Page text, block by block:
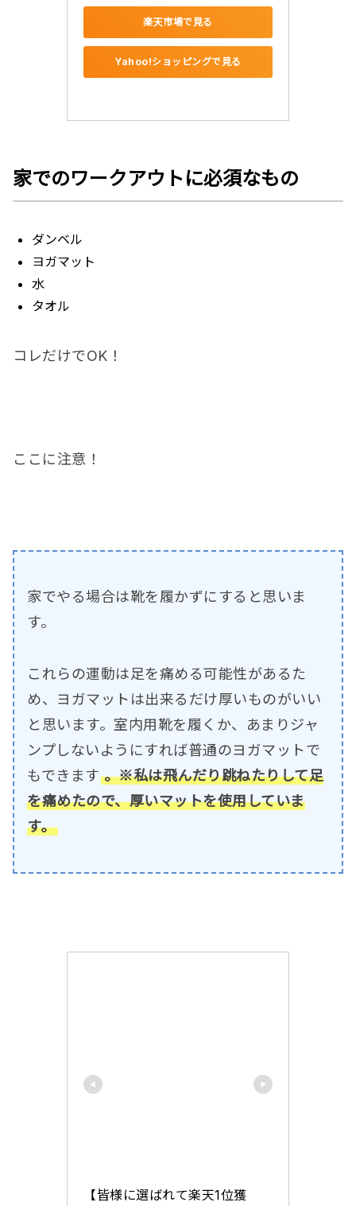
楽天市場で見る
Yahoo!ショッピングで見る
家でのワークアウトに必須なもの
ダンベル
ヨガマット
水
タオル
コレだけでOK！
ここに注意！
家でやる場合は靴を履かずにすると思いま
す。
これらの運動は足を痛める可能性があるた
め、ヨガマットは出来るだけ厚いものがいい
と思います。室内用靴を履くか、あまりジャ
ンプしないようにすれば普通のヨガマットで
もできます 。※私は飛んだり跳ねたりして足
を痛めたので、厚いマットを使用していま
す。
【皆様に選ばれて楽天1位獲